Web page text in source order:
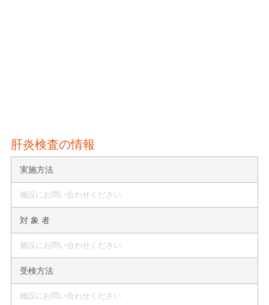
肝炎検査の情報
実施方法
施設にお問い合わせください
対 象 者
施設にお問い合わせください
受検方法
施設にお問い合わせください